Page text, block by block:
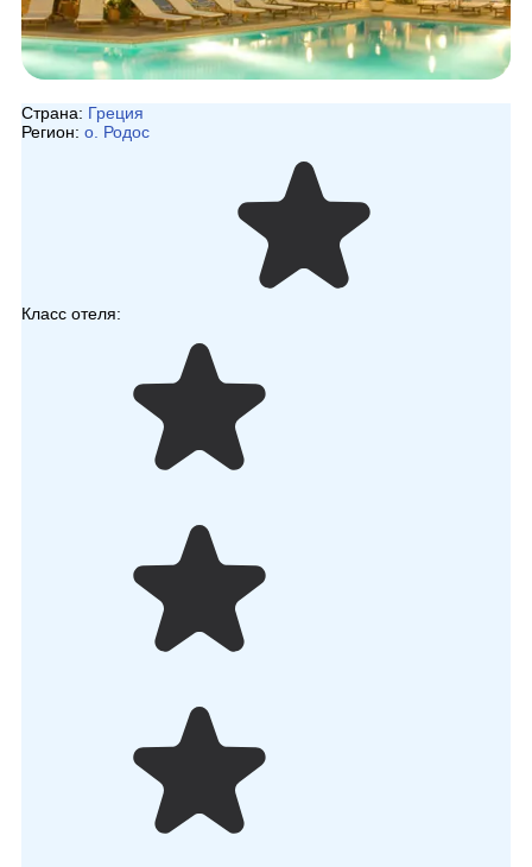
Страна: Греция
Регион: о. Родос
Класс отеля: